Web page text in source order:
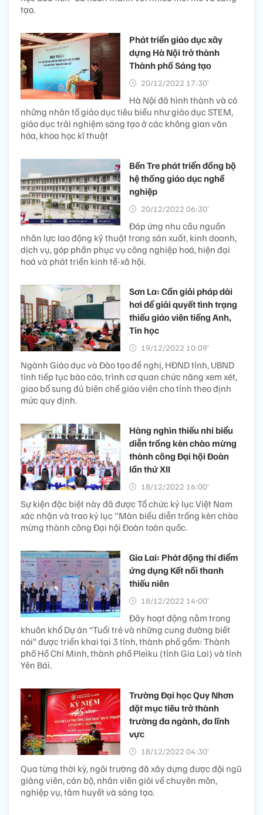
tạo.
Phát triển giáo dục xây
dựng Hà Nội trở thành
Thành phố Sáng tạo
20/12/2022 17:30’
Hà Nội đã hình thành và có
những nhân tố giáo dục tiêu biểu như giáo dục STEM,
giáo dục trải nghiệm sáng tạo ở các không gian văn
hóa, khoa học kĩ thuật
Bến Tre phát triển đồng bộ
hệ thống giáo dục nghề
nghiệp
20/12/2022 06:30’
Đáp ứng nhu cầu nguồn
nhân lực lao động kỹ thuật trong sản xuất, kinh doanh,
dịch vụ, góp phần phục vụ công nghiệp hoá, hiện đại
hoá và phát triển kinh tế-xã hội.
Sơn La: Cần giải pháp dài
hơi để giải quyết tình trạng
thiếu giáo viên tiếng Anh,
Tin học
19/12/2022 10:09’
Ngành Giáo dục và Đào tạo đề nghị, HĐND tỉnh, UBND
tỉnh tiếp tục báo cáo, trình cơ quan chức năng xem xét,
giao bổ sung đủ biên chế giáo viên cho tỉnh theo định
mức quy định.
Hàng nghìn thiếu nhi biểu
diễn trống kèn chào mừng
thành công Đại hội Đoàn
lần thứ XII
18/12/2022 16:00’
Sự kiện đặc biệt này đã được Tổ chức kỷ lục Việt Nam
xác nhận và trao kỷ lục "Màn biểu diễn trống kèn chào
mừng thành công Đại hội Đoàn toàn quốc.
Gia Lai: Phát động thí điểm
ứng dụng Kết nối thanh
thiếu niên
18/12/2022 14:00’
Đây hoạt động nằm trong
khuôn khổ Dự án “Tuổi trẻ và những cung đường biết
nói” được triển khai tại 3 tỉnh, thành phố gồm: Thành
phố Hồ Chí Minh, thành phố Pleiku (tỉnh Gia Lai) và tỉnh
Yên Bái.
Trường Đại học Quy Nhơn
đặt mục tiêu trở thành
trường đa ngành, đa lĩnh
vực
18/12/2022 04:30’
Qua từng thời kỳ, ngôi trường đã xây dựng được đội ngũ
giảng viên, cán bộ, nhân viên giỏi về chuyên môn,
nghiệp vụ, tâm huyết và sáng tạo.